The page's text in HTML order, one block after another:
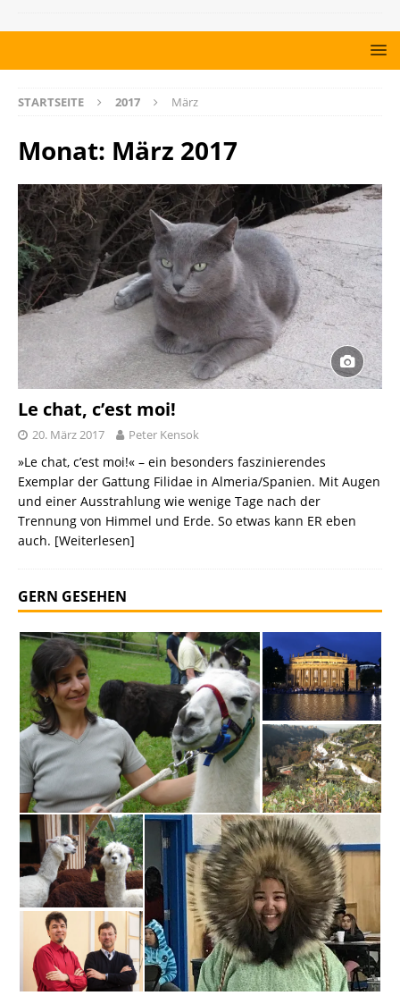
STARTSEITE 2017 März
Monat: März 2017
Le chat, c’est moi!
20. März 2017 Peter Kensok
»Le chat, c’est moi!« – ein besonders faszinierendes
Exemplar der Gattung Filidae in Almeria/Spanien. Mit Augen
und einer Ausstrahlung wie wenige Tage nach der
Trennung von Himmel und Erde. So etwas kann ER eben
auch. [Weiterlesen]
GERN GESEHEN